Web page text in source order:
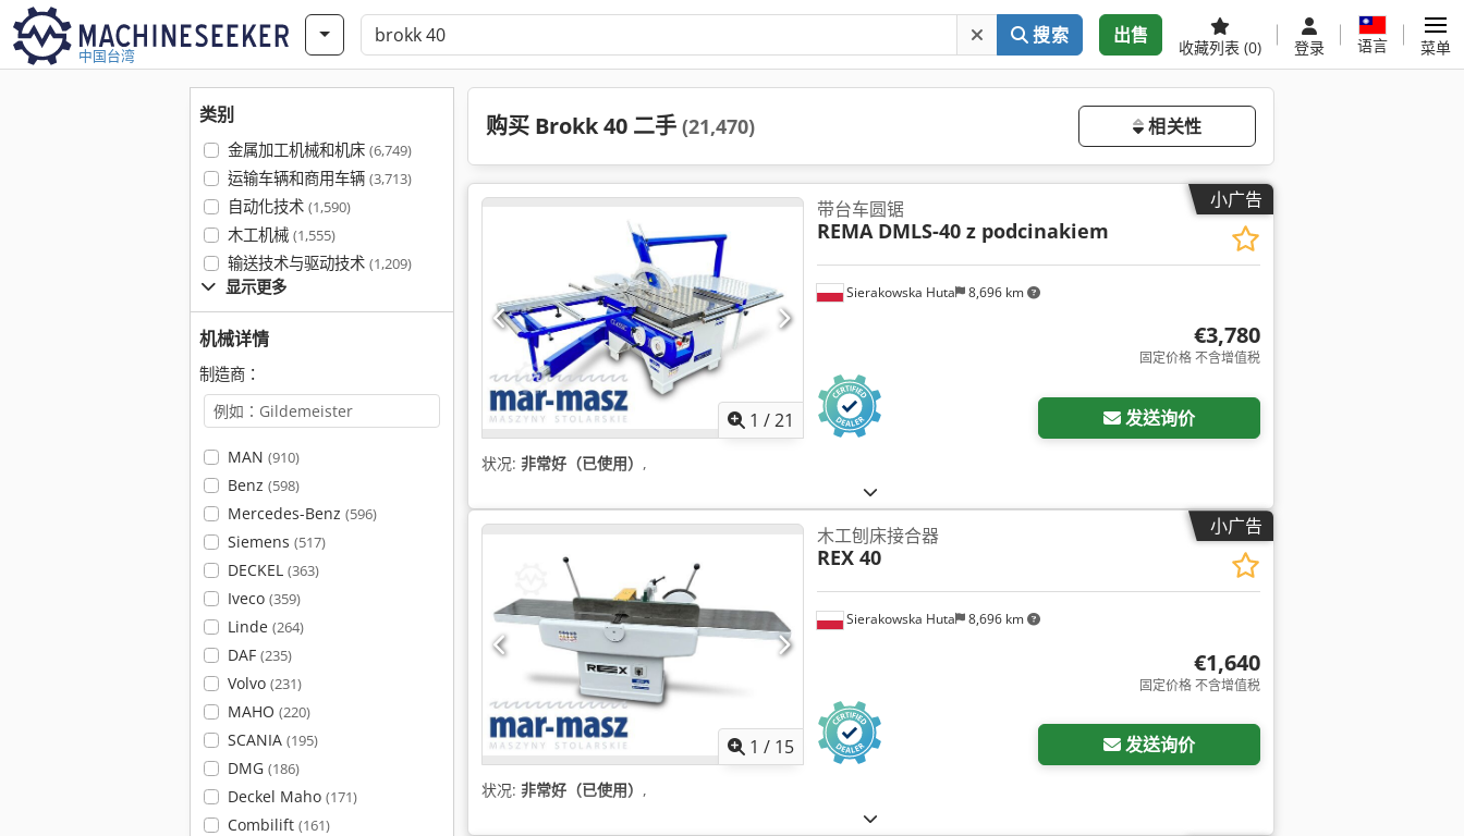
中国台湾
搜索 出售
收藏列表 (0) 登录 语言 菜单
类别
金属加工机械和机床 (6,749)
运输车辆和商用车辆 (3,713)
自动化技术 (1,590)
木工机械 (1,555)
输送技术与驱动技术 (1,209)
显示更多
机械详情
制造商：
MAN (910)
Benz (598)
Mercedes-Benz (596)
Siemens (517)
DECKEL (363)
Iveco (359)
Linde (264)
DAF (235)
Volvo (231)
MAHO (220)
SCANIA (195)
DMG (186)
Deckel Maho (171)
Combilift (161)
购买 Brokk 40 二手 (21,470) 相关性
小广告
1 /21
Sierakowska Huta 8,696 km
带台车圆锯
REMA DMLS-40 z podcinakiem
€3,780
固定价格 不含增值税
发送询价
状况: 非常好（已使用） ,
小广告
1 / 15
Sierakowska Huta 8,696 km
木工刨床接合器
REX 40
€1,640
固定价格 不含增值税
发送询价
状况: 非常好（已使用） ,